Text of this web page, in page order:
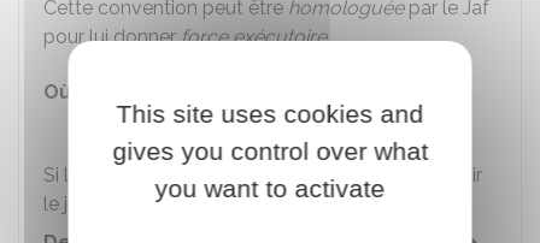
Cette convention peut être homologuéepar le Jaf
pour lui donnerforce exécutoire.
Où s'adresser ?
Tribunal judiciaire
Si la démarche amiable échoue, vous devez saisir
le juge.
This site uses cookies and
gives you control over what
you want to activate